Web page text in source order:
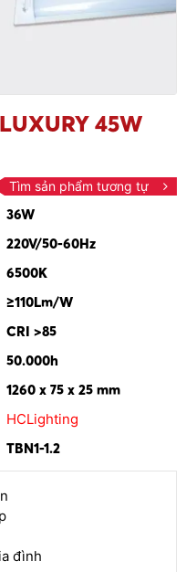
45W
Tìm sản phẩm tương tự
36W
220V/50-60Hz
6500K
≥110Lm/W
CRI >85
50.000h
1260 x 75 x 25 mm
HCLighting
TBN1-1.2
đình